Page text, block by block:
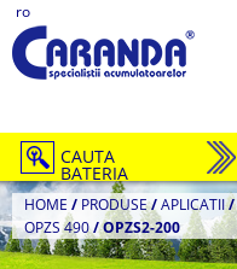
ro
CAUTA
BATERIA
HOME / PRODUSE/APLICATII/
OPZS 490/OPZS2-200